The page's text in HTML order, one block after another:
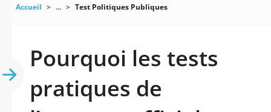
Accueil ... Test Politiques Publiques
Pourquoi les tests
pratiques de